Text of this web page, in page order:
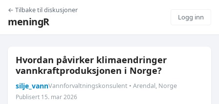
← Tilbake til diskusjoner
meningR Logg inn
Hvordan påvirker klimaendringer
vannkraftproduksjonen i Norge?
silje_vannVannforvaltningskonsulent • Arendal, Norge
Publisert 15. mar 2026